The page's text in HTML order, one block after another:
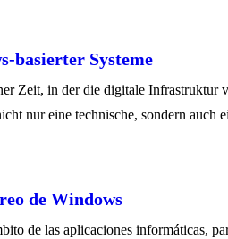
basierter Systeme
Zeit, in der die digitale
nur eine technische, sondern
de Windows
de las aplicaciones informáticas,